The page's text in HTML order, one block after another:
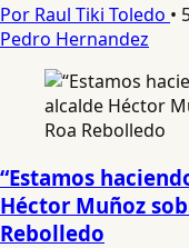
Por Raul Tiki Toledo •
Pedro Hernandez
“Estamos
Héctor Muñoz
Rebolledo